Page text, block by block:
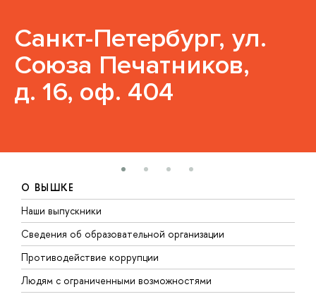
Санкт-Петербург, ул.
Союза Печатников,
д. 16, оф. 404
О ВЫШКЕ
Наши выпускники
Сведения об образовательной организации
Противодействие коррупции
Людям с ограниченными возможностями